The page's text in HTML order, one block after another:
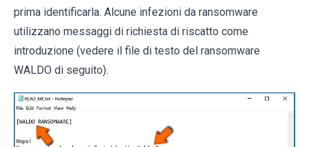
prima identificarla. Alcune infezioni da ransomware
utilizzano messaggi di richiesta di riscatto come
introduzione (vedere il file di testo del ransomware
WALDO di seguito).